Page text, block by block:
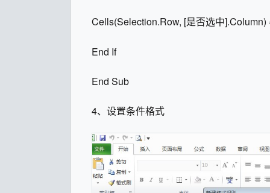
Cells(Selection.Row, [是否选中].Column)
End If
End Sub
4、设置条件格式